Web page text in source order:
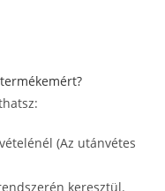
(Az utánvétes
keresztül.